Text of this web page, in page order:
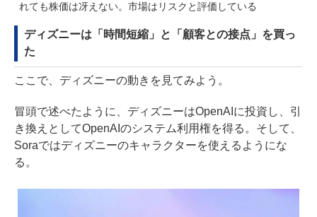
れても株価は冴えない。市場はリスクと評価している
ディズニーは「時間短縮」と「顧客との接点」を買っ
た
ここで、ディズニーの動きを見てみよう。
冒頭で述べたように、ディズニーはOpenAIに投資し、引
き換えとしてOpenAIのシステム利用権を得る。そして、
Soraではディズニーのキャラクターを使えるようにな
る。